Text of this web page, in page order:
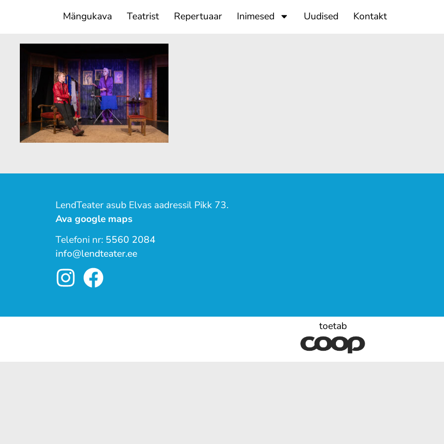
Mängukava Teatrist Repertuaar Inimesed Uudised Kontakt
LendTeater asub Elvas aadressil Pikk 73.
Ava google maps
Telefoni nr: 5560 2084
info@lendteater.ee
toetab